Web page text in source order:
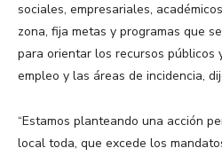
sociales, empresariales,
zona, fija metas y programas que
para orientar los recursos públicos
empleo y las áreas de incidencia,
“Estamos planteando una acción
local toda, que excede los